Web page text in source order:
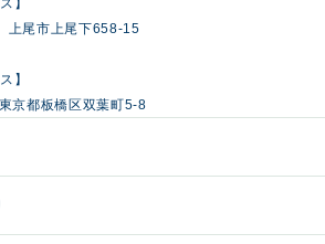
尾市上尾下658-15
】
京都板橋区双葉町5-8